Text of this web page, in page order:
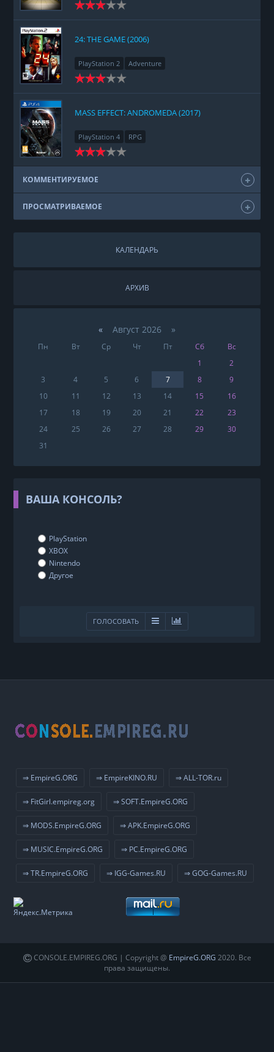
24: THE GAME (2006)
PlayStation 2 Adventure
MASS EFFECT: ANDROMEDA (2017)
PlayStation 4 RPG
КОММЕНТИРУЕМОЕ
ПРОСМАТРИВАЕМОЕ
КАЛЕНДАРЬ
АРХИВ
«Август 2026 »
Пн Вт Ср Чт Пт Сб
Вс
1
2
3
4 5 6 7 8
9
10
11 12 13 14 15
16
17
18 19 20 21 22
23
24
25 26 27 28 29
30
31
ВАША КОНСОЛЬ?
PlayStation
XBOX
Nintendo
Другое
ГОЛОСОВАТЬ
⇒ EmpireG.ORG ⇒ EmpireKINO.RU ⇒ ALL-TOR.ru
⇒ FitGirl.empireg.org ⇒ SOFT.EmpireG.ORG
⇒ MODS.EmpireG.ORG ⇒ APK.EmpireG.ORG
⇒ MUSIC.EmpireG.ORG ⇒ PC.EmpireG.ORG
⇒ TR.EmpireG.ORG ⇒ IGG-Games.RU ⇒ GOG-Games.RU
CONSOLE.EMPIREG.ORG | Copyright @ EmpireG.ORG 2020. Все
права защищены.